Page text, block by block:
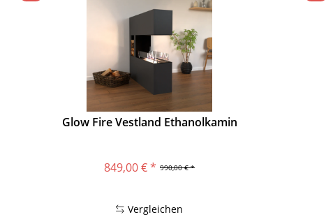
Glow Fire Vestland Ethanolkamin
990,00 € *
849,00 € *
Vergleichen